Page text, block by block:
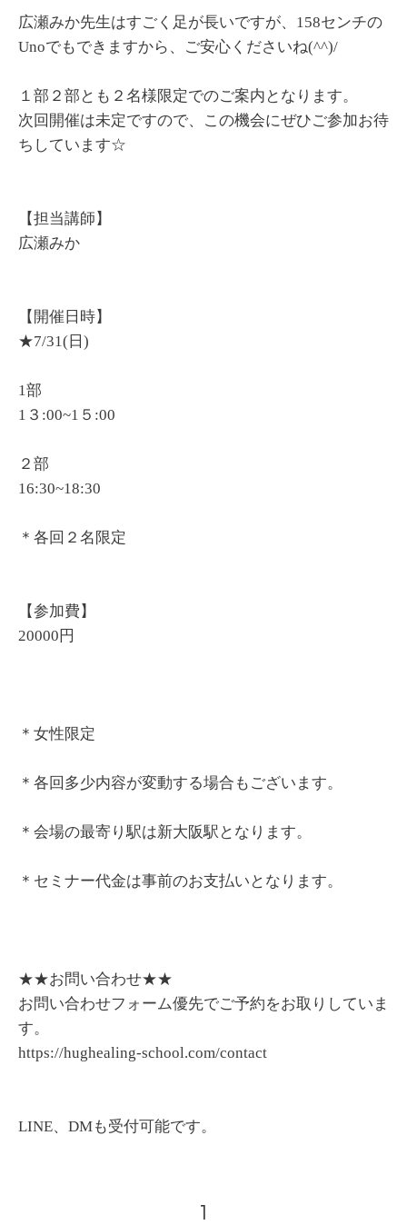
広瀬みか先生はすごく足が長いですが、158センチの
Unoでもできますから、ご安心くださいね(^^)/
１部２部とも２名様限定でのご案内となります。
次回開催は未定ですので、この機会にぜひご参加お待
ちしています☆
【担当講師】
広瀬みか
【開催日時】
★7/31(日)
1部
1３:00~1５:00
２部
16:30~18:30
＊各回２名限定
【参加費】
20000円
＊女性限定
＊各回多少内容が変動する場合もございます。
＊会場の最寄り駅は新大阪駅となります。
＊セミナー代金は事前のお支払いとなります。
★★お問い合わせ★★
お問い合わせフォーム優先でご予約をお取りしていま
す。
https://hughealing-school.com/contact
LINE、DMも受付可能です。
1